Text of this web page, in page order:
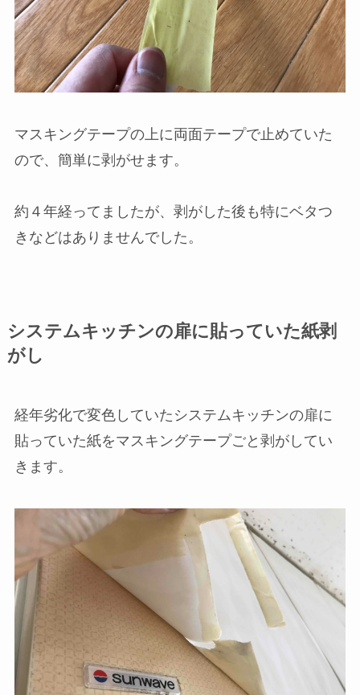
マスキングテープの上に両面テープで止めていた
ので、簡単に剥がせます。
約４年経ってましたが、剥がした後も特にベタつ
きなどはありませんでした。
システムキッチンの扉に貼っていた紙剥
がし
経年劣化で変色していたシステムキッチンの扉に
貼っていた紙をマスキングテープごと剥がしてい
きます。